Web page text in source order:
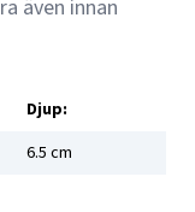
även innan
Djup:
6.5 cm